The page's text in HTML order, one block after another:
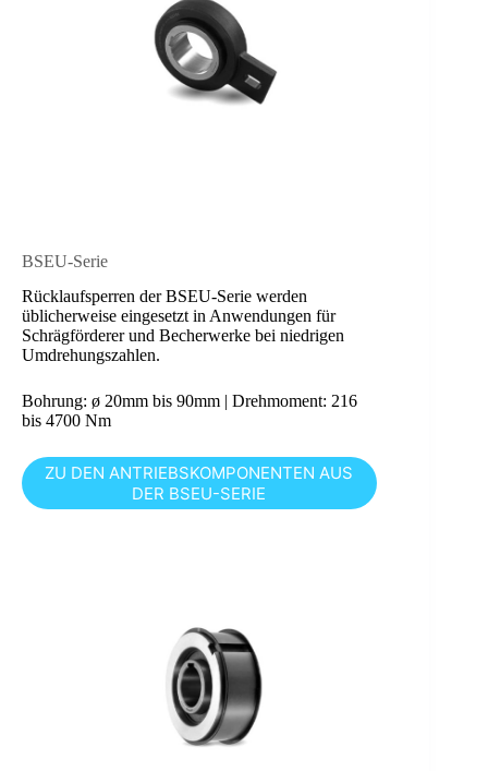
BSEU-Serie
Rücklaufsperren der BSEU-Serie werden
üblicherweise eingesetzt in Anwendungen für
Schrägförderer und Becherwerke bei niedrigen
Umdrehungszahlen.
Bohrung: ø 20mm bis 90mm | Drehmoment: 216
bis 4700 Nm
ZU DEN ANTRIEBSKOMPONENTEN AUS
DER BSEU-SERIE